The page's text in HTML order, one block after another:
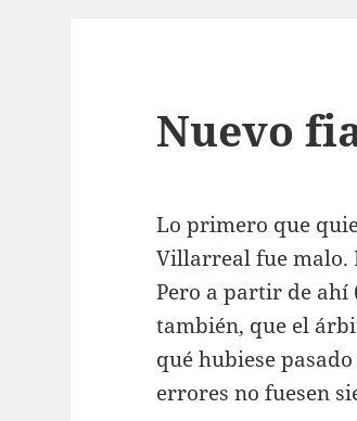
Nuevo
Lo primero que
Villarreal fue malo.
Pero a partir de
también, que el
qué hubiese
errores no fuesen